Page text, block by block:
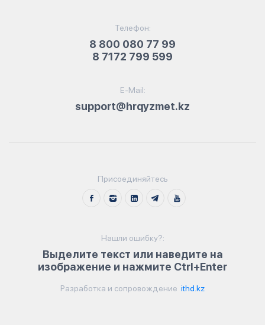
Телефон:
8 800 080 77 99
8 7172 799 599
E-Mail:
support@hrqyzmet.kz
Присоединяйтесь
Нашли ошибку?:
Выделите текст или наведите на
изображение и нажмите Ctrl+Enter
Разработка и сопровождение ithd.kz